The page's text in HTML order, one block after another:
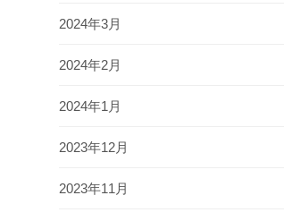
2024年3月
2024年2月
2024年1月
2023年12月
2023年11月